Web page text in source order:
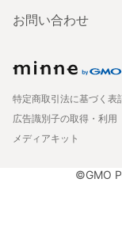
お問い合わせ
特定商取引法に基づく表
広告識別子の取得・利用
メディアキット
©GMO